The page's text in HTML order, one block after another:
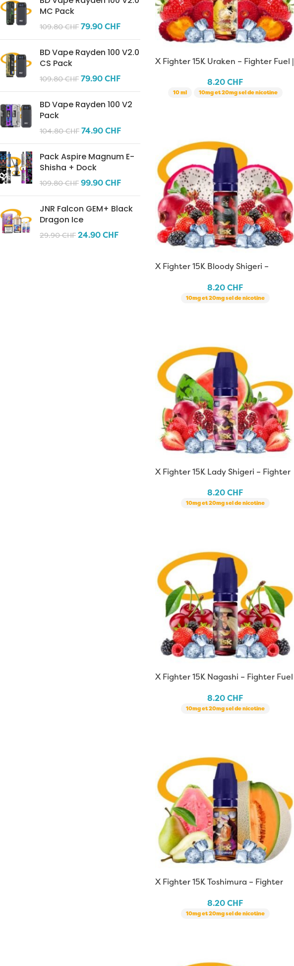
MC Pack
109.80CHF 79.90CHF
BD Vape Rayden 100 V2.0
CS Pack
109.80CHF 79.90CHF
BD Vape Rayden 100 V2
Pack
104.80CHF 74.90CHF
Pack Aspire Magnum E-
Shisha + Dock
109.80CHF 99.90CHF
JNR Falcon GEM+ Black
Dragon Ice
29.90CHF 24.90CHF
X Fighter 15K Uraken – Fighter Fuel |
8.20CHF
10 ml 10mg et 20mg sel de nicotine
X Fighter 15K Bloody Shigeri –
8.20CHF
10mg et 20mg sel de nicotine
X Fighter 15K Lady Shigeri – Fighter
8.20CHF
10mg et 20mg sel de nicotine
X Fighter 15K Nagashi – Fighter Fuel
8.20CHF
10mg et 20mg sel de nicotine
X Fighter 15K Toshimura – Fighter
8.20CHF
10mg et 20mg sel de nicotine